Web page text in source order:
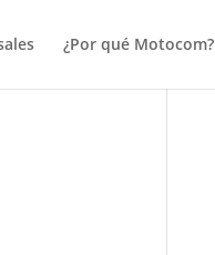
¿Por qué Motocom?